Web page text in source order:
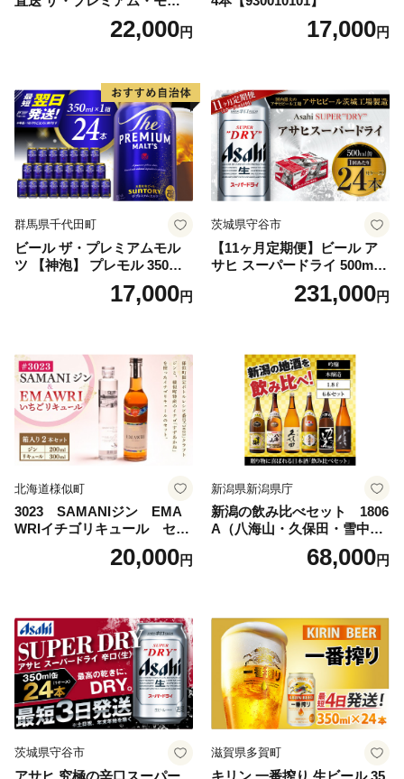
ツ 350ml×24本 プレモル [149
22,000円 17,000円
群馬県千代田町
ビール ザ・プレミアムモル
ツ 【神泡】 プレモル 350ml
× 24本 サントリー〈天然水の
ビール工場〉群馬※沖縄・離
17,000円
茨城県守谷市
【11ヶ月定期便】ビール ア
サヒ スーパードライ 500ml 2
4本 1ケース×11ヶ月 | アサヒ
ビール 究極の辛口 酒 お酒 ア
uper dry 11回 缶ビール 缶 ギ
フト 内祝い 茨城県守谷市 送
料無料
231,000円
北海道様似町
3023 SAMANIジン EMA
WRIイチゴリキュール セッ
ト（箱入り）【大人の味 酒
お酒 洋酒 スピリッツ クラフ
セット 詰め合わせ カクテル
ソーダ割り アルコール ロッ
ク ソーダ ジントニック 】
20,000円
新潟県新潟県庁
新潟の飲み比べセット 1806
A（八海山・久保田・雪中
梅・越乃寒梅・かたふね・千
68,000円
茨城県守谷市
アサヒ 究極の辛口スーパー
滋賀県多賀町
キリン 一番搾り 生ビール 35